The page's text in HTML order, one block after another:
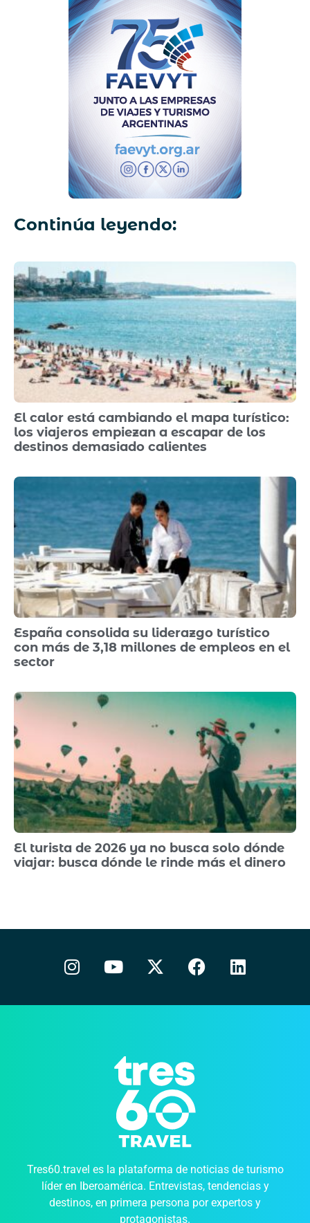
Continúa leyendo:
El calor está cambiando el mapa turístico:
los viajeros empiezan a escapar de los
destinos demasiado calientes
España consolida su liderazgo turístico
con más de 3,18 millones de empleos en el
sector
El turista de 2026 ya no busca solo dónde
viajar: busca dónde le rinde más el dinero
Tres60.travel es la plataforma de noticias de turismo
líder en Iberoamérica. Entrevistas, tendencias y
destinos, en primera persona por expertos y
protagonistas.